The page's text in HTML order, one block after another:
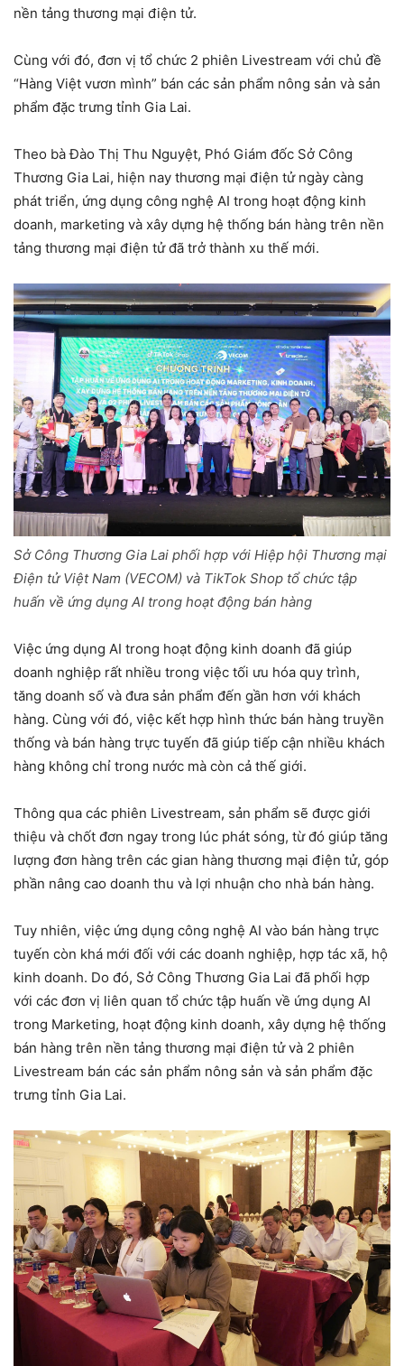
nền tảng thương mại điện tử.
Cùng với đó, đơn vị tổ chức 2 phiên Livestream với chủ đề
“Hàng Việt vươn mình” bán các sản phẩm nông sản và sản
phẩm đặc trưng tỉnh Gia Lai.
Theo bà Đào Thị Thu Nguyệt, Phó Giám đốc Sở Công
Thương Gia Lai, hiện nay thương mại điện tử ngày càng
phát triển, ứng dụng công nghệ AI trong hoạt động kinh
doanh, marketing và xây dựng hệ thống bán hàng trên nền
tảng thương mại điện tử đã trở thành xu thế mới.
Sở Công Thương Gia Lai phối hợp với Hiệp hội Thương mại
Điện tử Việt Nam (VECOM) và TikTok Shop tổ chức tập
huấn về ứng dụng AI trong hoạt động bán hàng
Việc ứng dụng AI trong hoạt động kinh doanh đã giúp
doanh nghiệp rất nhiều trong việc tối ưu hóa quy trình,
tăng doanh số và đưa sản phẩm đến gần hơn với khách
hàng. Cùng với đó, việc kết hợp hình thức bán hàng truyền
thống và bán hàng trực tuyến đã giúp tiếp cận nhiều khách
hàng không chỉ trong nước mà còn cả thế giới.
Thông qua các phiên Livestream, sản phẩm sẽ được giới
thiệu và chốt đơn ngay trong lúc phát sóng, từ đó giúp tăng
lượng đơn hàng trên các gian hàng thương mại điện tử, góp
phần nâng cao doanh thu và lợi nhuận cho nhà bán hàng.
Tuy nhiên, việc ứng dụng công nghệ AI vào bán hàng trực
tuyến còn khá mới đối với các doanh nghiệp, hợp tác xã, hộ
kinh doanh. Do đó, Sở Công Thương Gia Lai đã phối hợp
với các đơn vị liên quan tổ chức tập huấn về ứng dụng AI
trong Marketing, hoạt động kinh doanh, xây dựng hệ thống
bán hàng trên nền tảng thương mại điện tử và 2 phiên
Livestream bán các sản phẩm nông sản và sản phẩm đặc
trưng tỉnh Gia Lai.